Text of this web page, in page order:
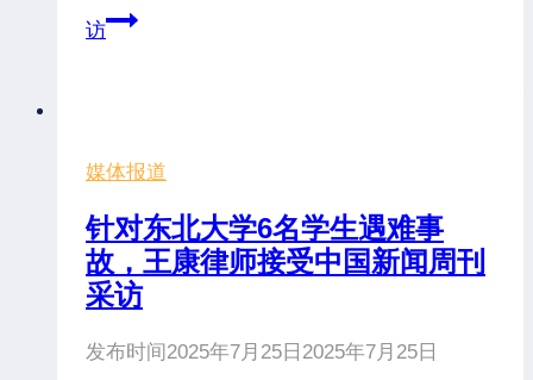
访
媒体报道
针对东北大学6名学生遇难事
故，王康律师接受中国新闻周刊
采访
发布时间2025年7月25日 2025年7月25日